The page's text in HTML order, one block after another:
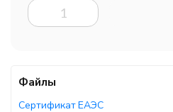
Файлы
Сертификат ЕАЭС